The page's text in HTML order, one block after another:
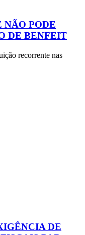
PODE
DE BENFEIT
recorrente nas
DE